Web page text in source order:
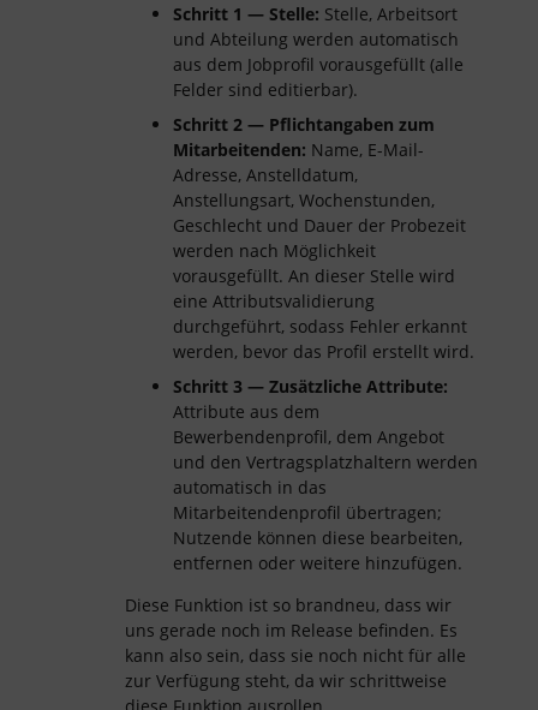
Schritt 1 — Stelle: Stelle, Arbeitsort
und Abteilung werden automatisch
aus dem Jobprofil vorausgefüllt (alle
Felder sind editierbar).
Schritt 2 — Pflichtangaben zum
Mitarbeitenden: Name, E-Mail-
Adresse, Anstelldatum,
Anstellungsart, Wochenstunden,
Geschlecht und Dauer der Probezeit
werden nach Möglichkeit
vorausgefüllt. An dieser Stelle wird
eine Attributsvalidierung
durchgeführt, sodass Fehler erkannt
werden, bevor das Profil erstellt wird.
Schritt 3 — Zusätzliche Attribute:
Attribute aus dem
Bewerbendenprofil, dem Angebot
und den Vertragsplatzhaltern werden
automatisch in das
Mitarbeitendenprofil übertragen;
Nutzende können diese bearbeiten,
entfernen oder weitere hinzufügen.
Diese Funktion ist so brandneu, dass wir
uns gerade noch im Release befinden. Es
kann also sein, dass sie noch nicht für alle
zur Verfügung steht, da wir schrittweise
diese Funktion ausrollen.